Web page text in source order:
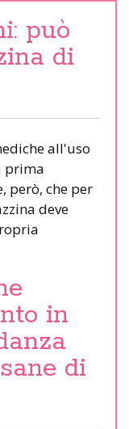
può
di
all'uso
prima
però, che per
deve
in
di